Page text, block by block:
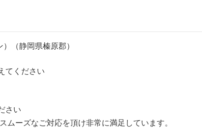
（静岡県榛原郡）
てください
さい
ムーズなご対応を頂け非常に満足しています。